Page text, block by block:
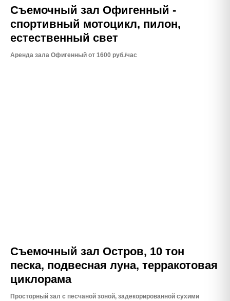
Съемочный зал Офигенный -
спортивный мотоцикл, пилон,
естественный свет
Аренда зала Офигенный от 1600 руб./час
Съемочный зал Остров, 10 тон
песка, подвесная луна, терракотовая
циклорама
Просторный зал с песчаной зоной, задекорированной сухими